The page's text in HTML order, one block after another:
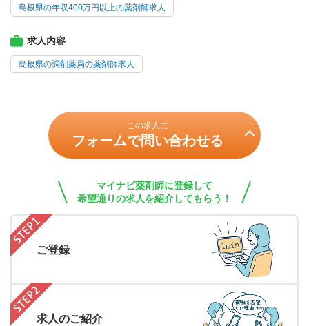
島根県の年収400万円以上の薬剤師求人
求人内容
島根県の調剤薬局の薬剤師求人
この求人に
フォームで問い合わせる
マイナビ薬剤師に登録して
希望通りの求人を紹介してもらう！
ご登録
求人のご紹介